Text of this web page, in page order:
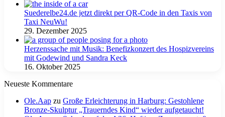
Suederelbe24.de jetzt direkt per QR-Code in den Taxis von
Taxi NeuWu!
29. Dezember 2025
Herzenssache mit Musik: Benefizkonzert des Hospizvereins
mit Godewind und Sandra Keck
16. Oktober 2025
Neueste Kommentare
Ole.Aap zu Große Erleichterung in Harburg: Gestohlene
Bronze-Skulptur „Trauerndes Kind“ wieder aufgetaucht!